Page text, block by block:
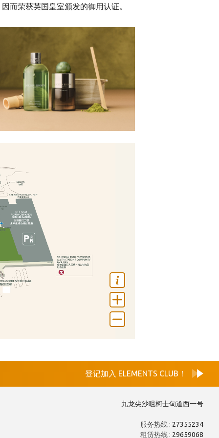
而荣获英国皇室颁发的御用认证。
登记加入 ELEMENTS CLUB！
九龙尖沙咀柯士甸道西一号
服务热线 : 27355234
租赁热线 : 29659068